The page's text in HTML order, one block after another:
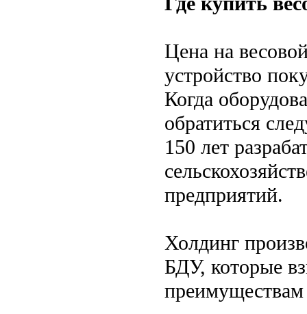
Цена на
устройство
Когда
обратиться
150 лет
предприятий.
Холдинг
БДУ, которые
преимуществам